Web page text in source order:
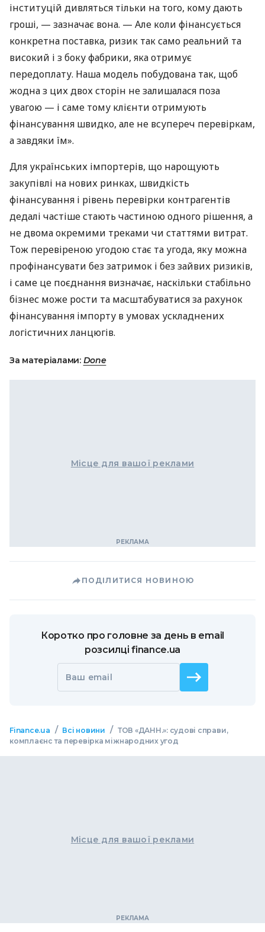
інституцій дивляться тільки на того, кому дають
гроші, — зазначає вона. — Але коли фінансується
конкретна поставка, ризик так само реальний та
високий і з боку фабрики, яка отримує
передоплату. Наша модель побудована так, щоб
жодна з цих двох сторін не залишалася поза
увагою — і саме тому клієнти отримують
фінансування швидко, але не всупереч перевіркам,
а завдяки їм».
Для українських імпортерів, що нарощують
закупівлі на нових ринках, швидкість
фінансування і рівень перевірки контрагентів
дедалі частіше стають частиною одного рішення, а
не двома окремими треками чи статтями витрат.
Тож перевіреною угодою стає та угода, яку можна
профінансувати без затримок і без зайвих ризиків,
і саме це поєднання визначає, наскільки стабільно
бізнес може рости та масштабуватися за рахунок
фінансування імпорту в умовах ускладнених
логістичних ланцюгів.
За матеріалами: Done
Місце для вашої реклами
ПОДІЛИТИСЯ НОВИНОЮ
Коротко про головне за день в email
розсилці finance.ua
Ваш email
Finance.ua / Всі новини / ТОВ «ДАНН.»: судові справи,
комплаєнс та перевірка міжнародних угод
Місце для вашої реклами